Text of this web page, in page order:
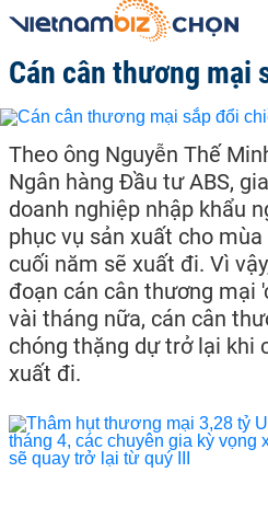
Cán cân thương mại
Theo ông Nguyễn Thế
Ngân hàng Đầu tư ABS,
doanh nghiệp nhập khẩu
phục vụ sản xuất cho
cuối năm sẽ xuất đi. Vì
đoạn cán cân thương mại
vài tháng nữa, cán cân
chóng thặng dự trở lại khi
xuất đi.